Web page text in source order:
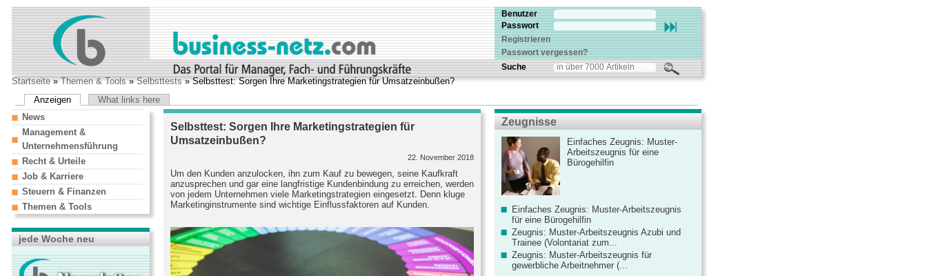
Benutzer
Passwort
Registrieren
Passwort vergessen?
Suche
Startseite»Themen & Tools»Selbsttests» Selbsttest: Sorgen Ihre Marketingstrategien für Umsatzeinbußen?
Anzeigen
What links here
Selbsttest: Sorgen Ihre Marketingstrategien für
Umsatzeinbußen?
22. November 2018
Um den Kunden anzulocken, ihn zum Kauf zu bewegen, seine Kaufkraft
anzusprechen und gar eine langfristige Kundenbindung zu erreichen, werden
von jedem Unternehmen viele Marketingstrategien eingesetzt. Denn kluge
Marketinginstrumente sind wichtige Einflussfaktoren auf Kunden.
News
Management &
Unternehmensführung
Recht & Urteile
Job & Karriere
Steuern & Finanzen
Themen & Tools
jede Woche neu
Zeugnisse
Einfaches Zeugnis: Muster-
Arbeitszeugnis für eine
Bürogehilfin
Einfaches Zeugnis: Muster-Arbeitszeugnis
für eine Bürogehilfin
Zeugnis: Muster-Arbeitszeugnis Azubi und
Trainee (Volontariat zum...
Zeugnis: Muster-Arbeitszeugnis für
gewerbliche Arbeitnehmer (...